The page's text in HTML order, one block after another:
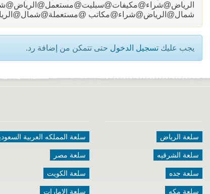
شمال@الرياض@شراء@مكاتب
يجب عليك تسجيل الدخول حتى تتمكن من إضافة رد.
سلعة الرياض
سلعة الشرقيه
سلعة جده
سلعة مكه
سلعة المملكه العربية
سلعة مصر
سلعة الكويت
سلعة الامارات